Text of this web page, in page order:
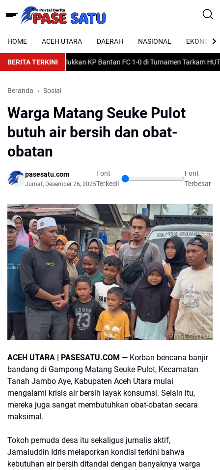
HOME ACEH UTARA DAERAH NASIONAL EKONOMI
BERITA TERKINI
Alue Drien Taklukkan KP Bantan FC 1-0 di Turnamen Tarkam HUT
Beranda Sosial
Warga Matang Seuke Pulot
butuh air bersih dan obat-
obatan
pasesatu.com
Jumat, Desember 26, 2025
Font
Terkecil
Font
Terbesar
PASESATU
ACEH UTARA | PASESATU.COM — Korban bencana banjir
bandang di Gampong Matang Seuke Pulot, Kecamatan
Tanah Jambo Aye, Kabupaten Aceh Utara mulai
mengalami krisis air bersih layak konsumsi. Selain itu,
mereka juga sangat membutuhkan obat-obatan secara
maksimal.
Tokoh pemuda desa itu sekaligus jurnalis aktif,
Jamaluddin Idris melaporkan kondisi terkini bahwa
kebutuhan air bersih ditandai dengan banyaknya warga